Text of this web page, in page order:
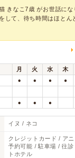
きなこ7歳 がお世話にな
して、待ち時間はほとん
月 火 水 木
● ● ● ●
● ● ●
イヌ / ネコ
クレジットカード / ア
予約可能 / 駐車場 / 往
トホテル